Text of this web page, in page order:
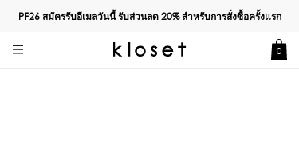
PF26 สมัครรับอีเมลวันนี้ รับส่วนลด20%สำหรับการสั่งซื้อครั้งแรก
0